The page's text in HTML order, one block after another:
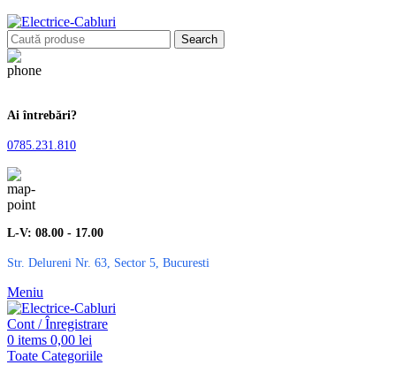
Search
Ai întrebări?
0785.231.810
L-V: 08.00 - 17.00
Str. Delureni Nr. 63, Sector 5, Bucuresti
Meniu
Cont / Înregistrare
0 items 0,00 lei
Toate Categoriile